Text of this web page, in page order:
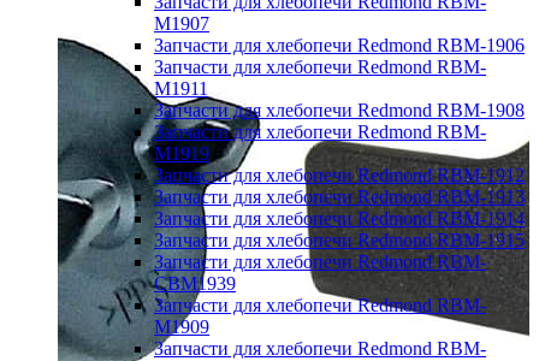
M1907
Запчасти для хлебопечи Redmond RBM-1906
Запчасти для хлебопечи Redmond RBM-
M1911
Запчасти для хлебопечи Redmond RBM-1908
Запчасти для хлебопечи Redmond RBM-
M1919
Запчасти для хлебопечи Redmond RBM-1912
Запчасти для хлебопечи Redmond RBM-1913
Запчасти для хлебопечи Redmond RBM-1914
Запчасти для хлебопечи Redmond RBM-1915
Запчасти для хлебопечи Redmond RBM-
CBM1939
Запчасти для хлебопечи Redmond RBM-
M1909
Запчасти для хлебопечи Redmond RBM-